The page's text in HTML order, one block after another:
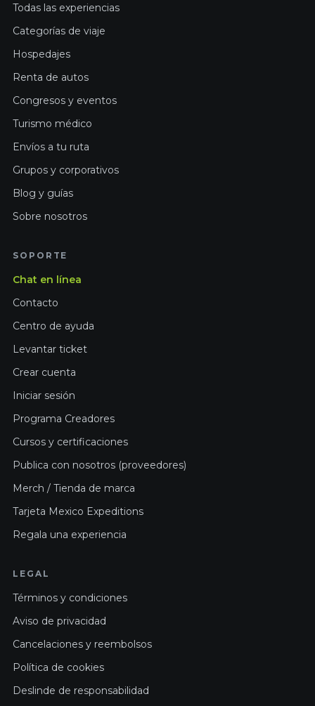
Todas las experiencias
Categorías de viaje
Hospedajes
Renta de autos
Congresos y eventos
Turismo médico
Envíos a tu ruta
Grupos y corporativos
Blog y guías
Sobre nosotros
SOPORTE
Chat en línea
Contacto
Centro de ayuda
Levantar ticket
Crear cuenta
Iniciar sesión
Programa Creadores
Cursos y certificaciones
Publica con nosotros (proveedores)
Merch / Tienda de marca
Tarjeta Mexico Expeditions
Regala una experiencia
LEGAL
Términos y condiciones
Aviso de privacidad
Cancelaciones y reembolsos
Política de cookies
Deslinde de responsabilidad